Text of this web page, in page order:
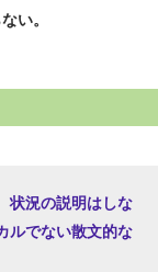
い。
状況の説明はしな
でない散文的な